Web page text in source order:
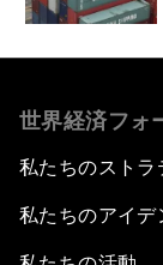
世界経済フォ
私たちのストラ
私たちのアイデ